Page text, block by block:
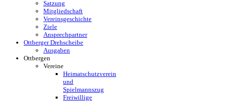
Satzung
Mitgliedschaft
Vereinsgeschichte
Ziele
Ansprechpartner
Ottberger Drehscheibe
Ausgaben
Ottbergen
Vereine
Heimatschutzverein
und
Spielmannszug
Freiwillige